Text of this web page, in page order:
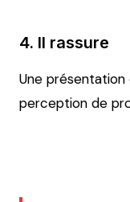
4. Il rassure
Une
perception de